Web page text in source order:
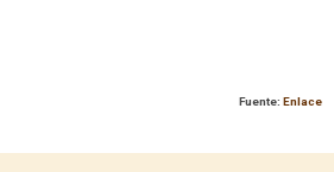
Fuente: Enlace